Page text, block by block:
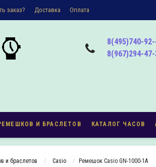
заказ? Доставка Оплата
8(495)740-
8(967)294-
И БРАСЛЕТОВ КАТАЛОГ ЧАСОВ
и браслетов Casio Ремешок Casio GN-1000-1A